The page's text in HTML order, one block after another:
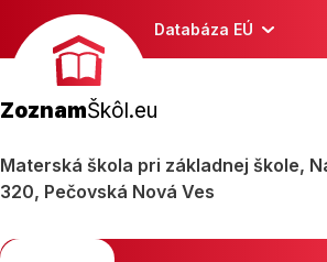
Databáza EÚ
ZoznamŠkôl.eu
Materská škola pri základnej škole,
320, Pečovská Nová Ves